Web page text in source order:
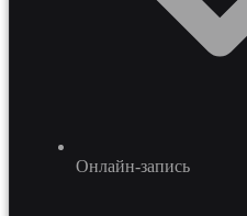
Онлайн-запись